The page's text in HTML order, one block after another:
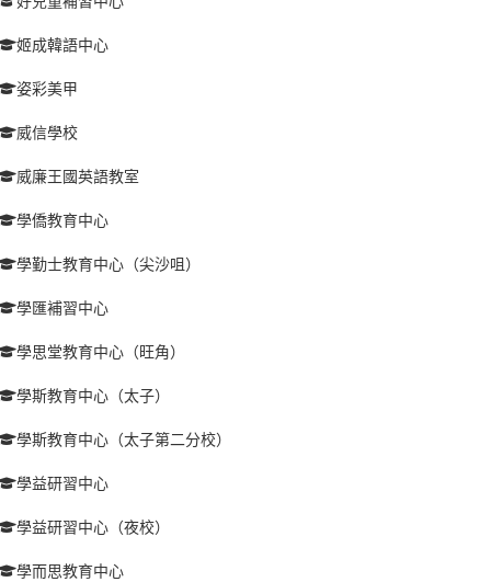
姬成韓語中心
姿彩美甲
威信學校
威廉王國英語教室
學僑教育中心
學勤士教育中心（尖沙咀）
學匯補習中心
學思堂教育中心（旺角）
學斯教育中心（太子）
學斯教育中心（太子第二分校）
學益研習中心
學益研習中心（夜校）
學而思教育中心